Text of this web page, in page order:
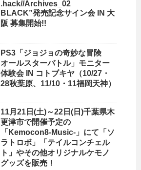
.hack//Archives_02
BLACK”発売記念サイン会 IN 大
阪 募集開始!!
PS3「ジョジョの奇妙な冒険
オールスターバトル」モニター
体験会 IN コトブキヤ（10/27・
28秋葉原、11/10・11福岡天神）
11月21日(土)～22日(日)千葉県木
更津市で開催予定の
「Kemocon8-Music-」にて「ソ
ラトロボ」「テイルコンチェル
ト」やその他オリジナルケモノ
グッズを販売！